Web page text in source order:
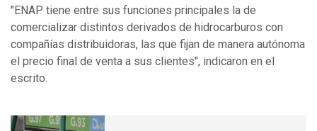
"ENAP tiene entre sus funciones principales la de
comercializar distintos derivados de hidrocarburos con
compañías distribuidoras, las que fijan de manera autónoma
el precio final de venta a sus clientes", indicaron en el
escrito.